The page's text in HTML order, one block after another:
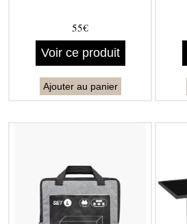
55€
Voir ce produit
Ajouter au panier